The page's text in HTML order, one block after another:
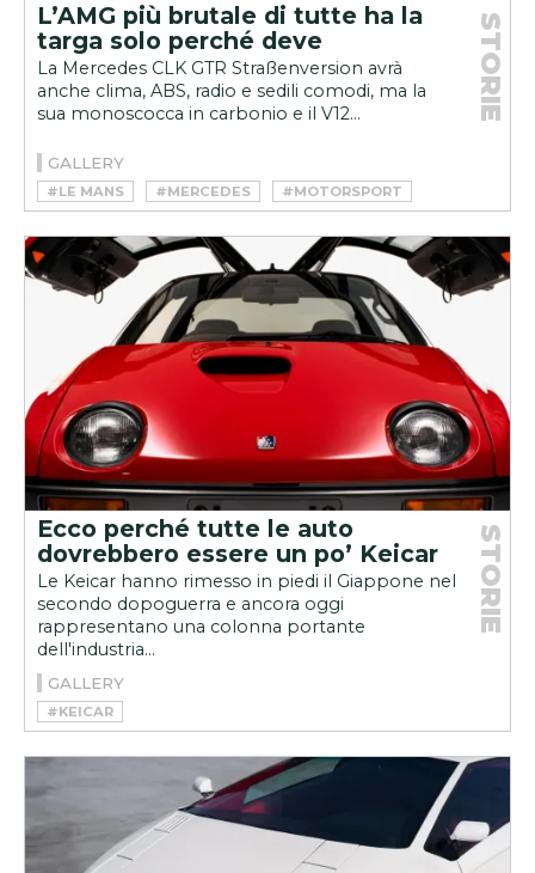
L’AMG più brutale di tutte ha la
targa solo perché deve
La Mercedes CLK GTR Straßenversion avrà
anche clima, ABS, radio e sedili comodi, ma la
sua monoscocca in carbonio e il V12...
STORIE
GALLERY
#LE MANS #MERCEDES #MOTORSPORT
Ecco perché tutte le auto
dovrebbero essere un po’ Keicar
Le Keicar hanno rimesso in piedi il Giappone nel
secondo dopoguerra e ancora oggi
rappresentano una colonna portante
dell'industria...
STORIE
GALLERY
#KEICAR